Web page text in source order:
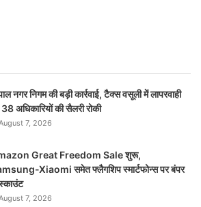
नगर निगम की बड़ी कार्रवाई, टैक्स वसूली में लापरवाही
अधिकारियों की सैलरी रोकी
August 7, 2026
Great Freedom Sale शुरू,
Xiaomi समेत फ्लैगशिप स्मार्टफोन्स पर बंपर
August 7, 2026